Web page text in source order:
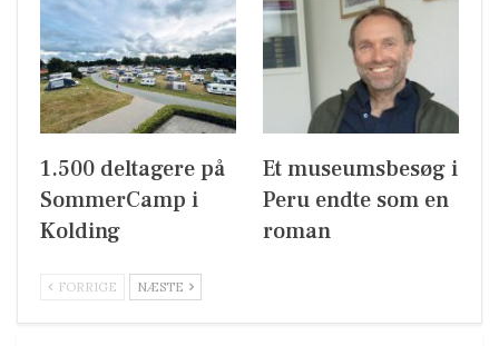
1.500 deltagere på
SommerCamp i
Kolding
Et museumsbesøg i
Peru endte som en
roman
FORRIGE NÆSTE